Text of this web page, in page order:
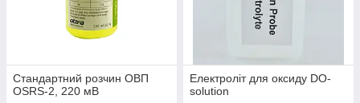
Стандартний розчин ОВП
OSRS-2, 220 мВ
Електроліт для оксиду DO-
solution